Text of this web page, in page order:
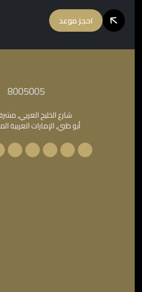
احجز موعد
شارع الخليج العربي, مشرف,
أبو ظبي, الإمارات العربية المتحدة